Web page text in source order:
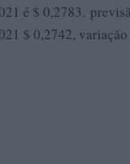
é $ 0,2783.
$ 0,2742,